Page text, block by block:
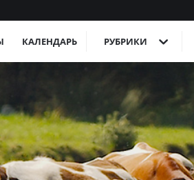
КАЛЕНДАРЬ РУБРИКИ